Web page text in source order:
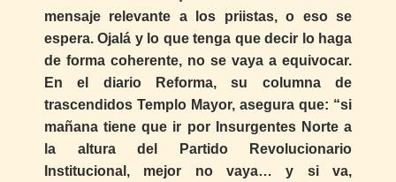
mensaje relevante a los priistas, o eso se
espera. Ojalá y lo que tenga que decir lo haga
de forma coherente, no se vaya a equivocar.
En el diario Reforma, su columna de
trascendidos Templo Mayor, asegura que: “si
mañana tiene que ir por Insurgentes Norte a
la altura del Partido Revolucionario
Institucional, mejor no vaya… y si va,